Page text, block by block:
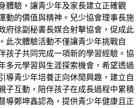
體驗，讓青少年及家長建立正確觀
動的價值與精神。兒少協會理事長施
府徐副秘書長媒合射擊協會，促成此
此次體驗活動不僅讓青少年挑戰自
孩子共同完成一項新的學習經驗。協
多元學習與生涯探索機會，希望透過
導青少年培養正向休閒興趣，建立自
子互動，陪伴孩子在成長過程中累積
導鄭坤鑫認為，提供青少年健康且正